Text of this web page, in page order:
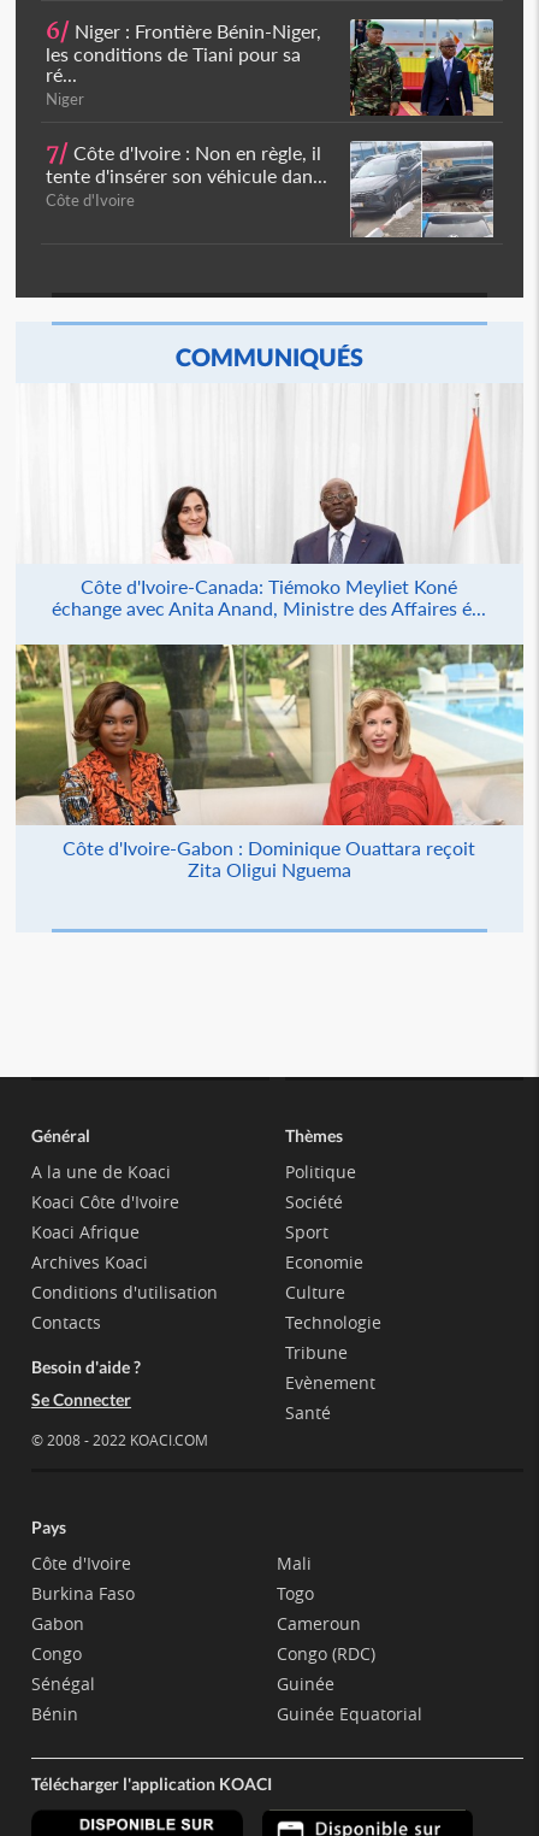
6/ Niger : Frontière Bénin-Niger,
les conditions de Tiani pour sa
ré...
Niger
7/ Côte d'Ivoire : Non en règle, il
tente d'insérer son véhicule dan...
Côte d'Ivoire
COMMUNIQUÉS
Côte d'Ivoire-Canada: Tiémoko Meyliet Koné
échange avec Anita Anand, Ministre des Affaires é...
Côte d'Ivoire-Gabon : Dominique Ouattara reçoit
Zita Oligui Nguema
Général
A la une de Koaci
Koaci Côte d'Ivoire
Koaci Afrique
Archives Koaci
Conditions d'utilisation
Contacts
Besoin d'aide ?
Se Connecter
© 2008 - 2022 KOACI.COM
Thèmes
Politique
Société
Sport
Economie
Culture
Technologie
Tribune
Evènement
Santé
Pays
Côte d'Ivoire
Burkina Faso
Gabon
Congo
Sénégal
Bénin
Mali
Togo
Cameroun
Congo (RDC)
Guinée
Guinée Equatorial
Télécharger l'application KOACI